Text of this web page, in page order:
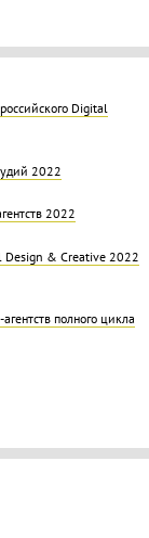
Digital
2022
2022
Design & Creative 2022
полного цикла